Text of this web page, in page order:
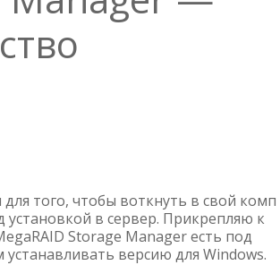
того, чтобы воткнуть в свой комп
в сервер. Прикрепляю к
Storage Manager есть под
версию для Windows.